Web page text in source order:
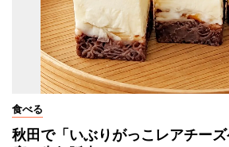
食べる
秋田で「いぶりがっこレアチー